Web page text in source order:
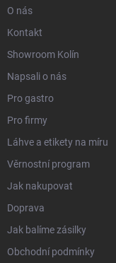
O nás
Kontakt
Showroom Kolín
Napsali o nás
Pro gastro
Pro firmy
Láhve a etikety na míru
Věrnostní program
Jak nakupovat
Doprava
Jak balíme zásilky
Obchodní podmínky